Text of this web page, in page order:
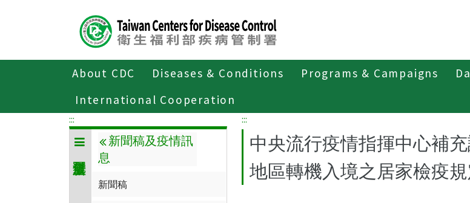
About CDC Diseases & Conditions Programs & Campaigns
International Cooperation
傳染病與防疫專題
:::
新聞稿及疫情訊
息
新聞稿
:::
中央流行疫情指揮中心補
地區轉機入境之居家檢疫